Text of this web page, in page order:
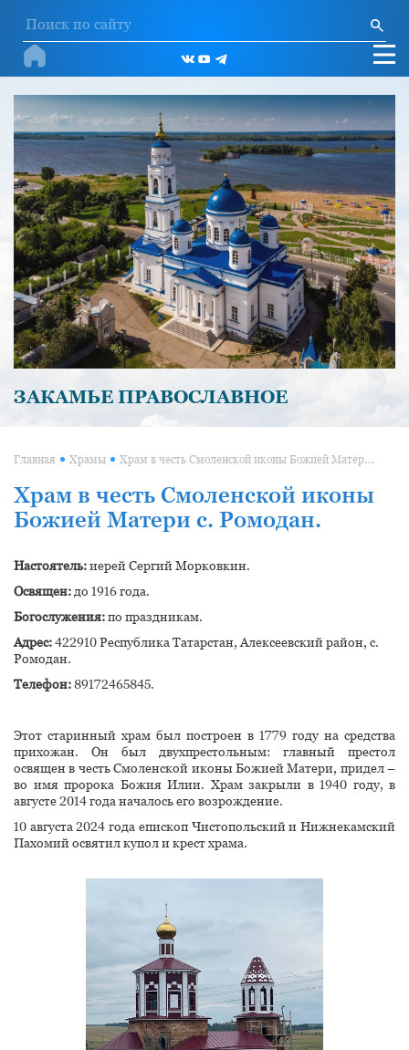
ЗАКАМЬЕ ПРАВОСЛАВНОЕ
Главная Храмы Храм в честь Смоленской иконы Божией Матери с. Ромодан
Храм в честь Смоленской иконы
Божией Матери с. Ромодан.
Настоятель:иерей Сергий Морковкин.
Освящен: до 1916 года.
Богослужения:по праздникам.
Адрес:422910 Республика Татарстан, Алексеевский район, с.
Ромодан.
Телефон:89172465845.
Этот старинный храм был построен в 1779 году на средства
прихожан. Он был двухпрестольным: главный престол
освящен в честь Смоленской иконы Божией Матери, придел –
во имя пророка Божия Илии. Храм закрыли в 1940 году, в
августе 2014 года началось его возрождение.
10 августа 2024 года епископ Чистопольский и Нижнекамский
Пахомий освятил купол и крест храма.